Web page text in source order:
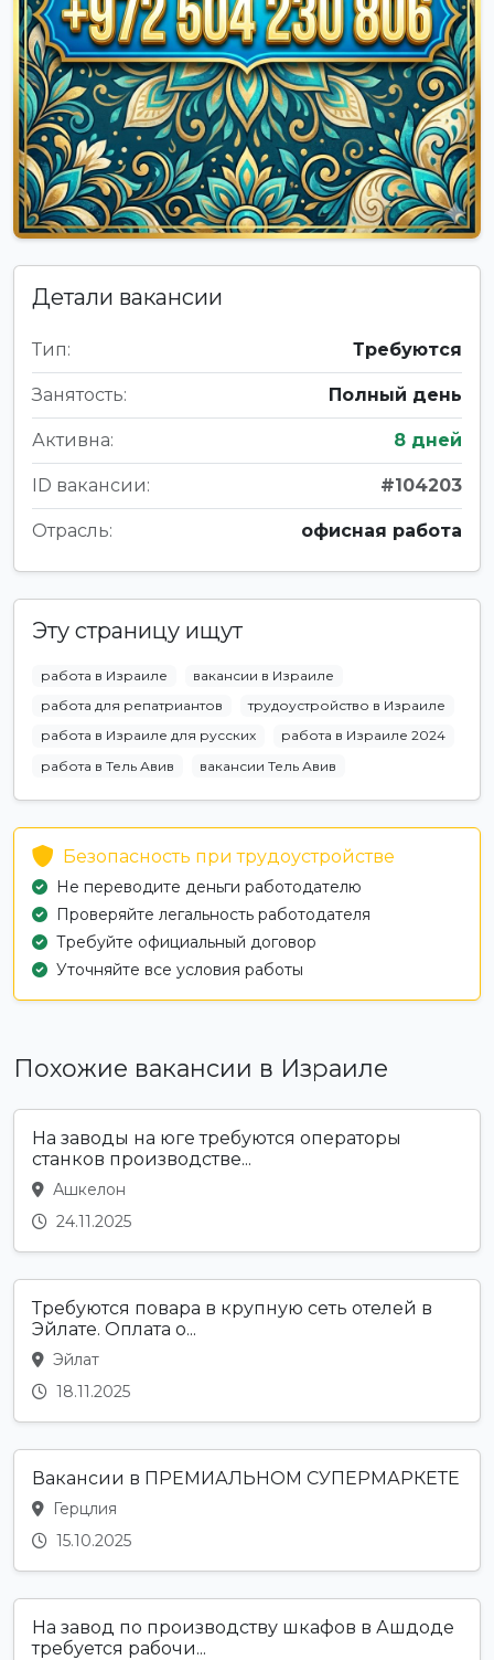
Детали вакансии
Тип: Требуются
Занятость: Полный день
Активна: 8 дней
ID вакансии: #104203
Отрасль: офисная работа
Эту страницу ищут
работа в Израиле
вакансии в Израиле
работа для репатриантов
трудоустройство в Израиле
работа в Израиле для русских
работа в Израиле 2024
работа в Тель Авив
вакансии Тель Авив
Безопасность при трудоустройстве
Не переводите деньги работодателю
Проверяйте легальность работодателя
Требуйте официальный договор
Уточняйте все условия работы
Похожие вакансии в Израиле
На заводы на юге требуются операторы
станков производстве...
Ашкелон
24.11.2025
Требуются повара в крупную сеть отелей в
Эйлате. Оплата о...
Эйлат
18.11.2025
Вакансии в ПРЕМИАЛЬНОМ СУПЕРМАРКЕТЕ
Герцлия
15.10.2025
На завод по производству шкафов в Ашдоде
требуется рабочи...